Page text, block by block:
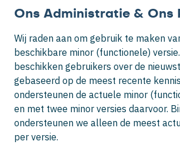
Ons Administratie & Ons
Wij raden aan om gebruik te maken
beschikbare minor (functionele)
beschikken gebruikers over de
gebaseerd op de meest recente
ondersteunen de actuele minor
en met twee minor versies daarvoor.
ondersteunen we alleen de meest
per versie.